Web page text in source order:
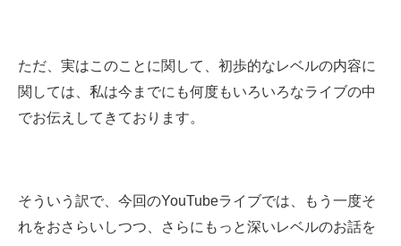
ただ、実はこのことに関して、初歩的なレベルの内容に
関しては、私は今までにも何度もいろいろなライブの中
でお伝えしてきております。
そういう訳で、今回のYouTubeライブでは、もう一度そ
れをおさらいしつつ、さらにもっと深いレベルのお話を